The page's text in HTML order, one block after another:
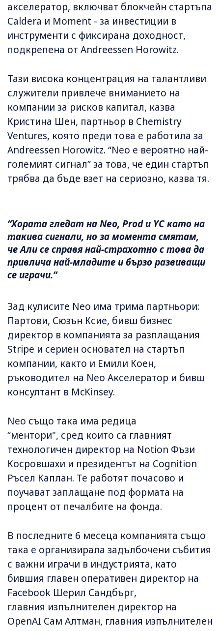
акселератор, включват блокчейн стартъпа
Caldera и Moment - за инвестиции в
инструменти с фиксирана доходност,
подкрепена от Andreessen Horowitz.
Тази висока концентрация на талантливи
служители привлече вниманието на
компании за рисков капитал, казва
Кристина Шен, партньор в Chemistry
Ventures, която преди това е работила за
Andreessen Horowitz. “Neo е вероятно най-
големият сигнал” за това, че един стартъп
трябва да бъде взет на сериозно, казва тя.
“Хората гледат на Neo, Prod и YC като на
такива сигнали, но за момента смятам,
че Али се справя най-страхотно с това да
привлича най-младите и бързо развиващи
се играчи.”
Зад кулисите Neo има трима партньори:
Партови, Сюзън Ксие, бивш бизнес
директор в компанията за разплащания
Stripe и сериен основател на стартъп
компании, както и Емили Коен,
ръководител на Neo Акселератор и бивш
консултант в McKinsey.
Neo също така има редица
“ментори", сред които са главният
технологичен директор на Notion Фъзи
Косровшахи и президентът на Cognition
Ръсел Каплан. Те работят почасово и
поучават заплащане под формата на
процент от печалбите на фонда.
В последните 6 месеца компанията също
така е организирала задълбочени събития
с важни играчи в индустрията, като
бившия главен оперативен директор на
Facebook Шерил Сандбърг,
главния изпълнителен директор на
OpenAI Сам Алтман, главния изпълнителен